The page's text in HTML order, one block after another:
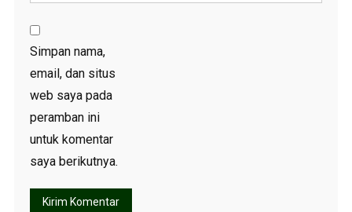
Simpan nama,
email, dan situs
web saya pada
peramban ini
untuk komentar
saya berikutnya.